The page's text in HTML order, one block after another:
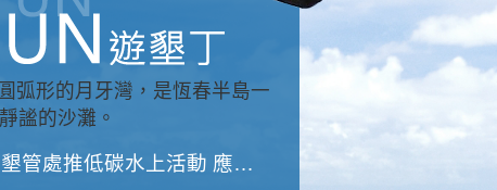
墾管處推低碳水上活動 應屆畢業生限額免費參加
與國家公園有約-優游潮間